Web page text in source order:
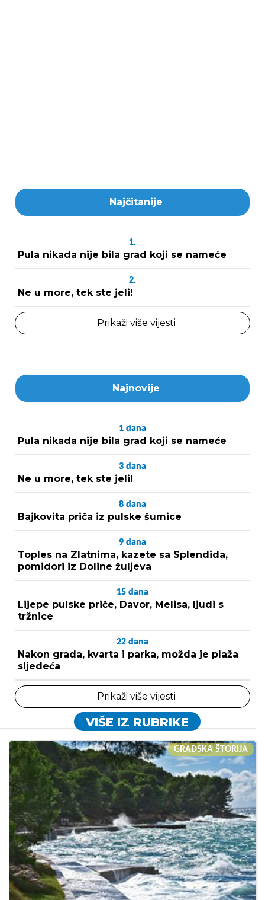
Najčitanije
1.
Pula nikada nije bila grad koji se nameće
2.
Ne u more, tek ste jeli!
Prikaži više vijesti
Najnovije
1 dana
Pula nikada nije bila grad koji se nameće
3 dana
Ne u more, tek ste jeli!
8 dana
Bajkovita priča iz pulske šumice
9 dana
Toples na Zlatnima, kazete sa Splendida,
pomidori iz Doline žuljeva
15 dana
Lijepe pulske priče, Davor, Melisa, ljudi s
tržnice
22 dana
Nakon grada, kvarta i parka, možda je plaža
sljedeća
Prikaži više vijesti
VIŠE IZ RUBRIKE
GRADSKA ŠTORIJA